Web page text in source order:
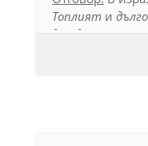
Топлият и
дъжд , които са